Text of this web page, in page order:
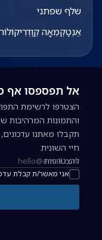
שלף שפתני
אֶנְטַקְמֵאָה קְוַדְרִיקוֹלוֹר
אל תפספסו אף
הצטרפו לרשימת
והתמונות המרהיבות
תקבלו מאתנו
חיי השונית.
כתובת אימייל
אני מאשר/ת קבלת
להצטרפות